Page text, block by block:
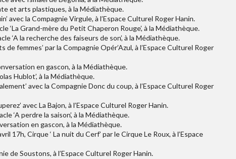
et arts plastiques, à la Médiathèque.
avec la Compagnie Virgule, à l’Espace Culturel Roger Hanin.
‘La Grand-mère du Petit Chaperon Rouge’, à la Médiathèque.
‘A la recherche des faiseurs de son’, à la Médiathèque.
de femmes’ par la Compagnie Opér’Azul, à l’Espace Culturel Roger
en gascon, à la Médiathèque.
Hublot’, à la Médiathèque.
avec la Compagnie Donc du coup, à l’Espace Culturel Roger
avec La Bajon, à l’Espace Culturel Roger Hanin.
‘A perdre la saison’, à la Médiathèque.
en gascon, à la Médiathèque.
17h, Cirque ‘ La nuit du Cerf’ par le Cirque Le Roux, à l’Espace
de Soustons, à l’Espace Culturel Roger Hanin.